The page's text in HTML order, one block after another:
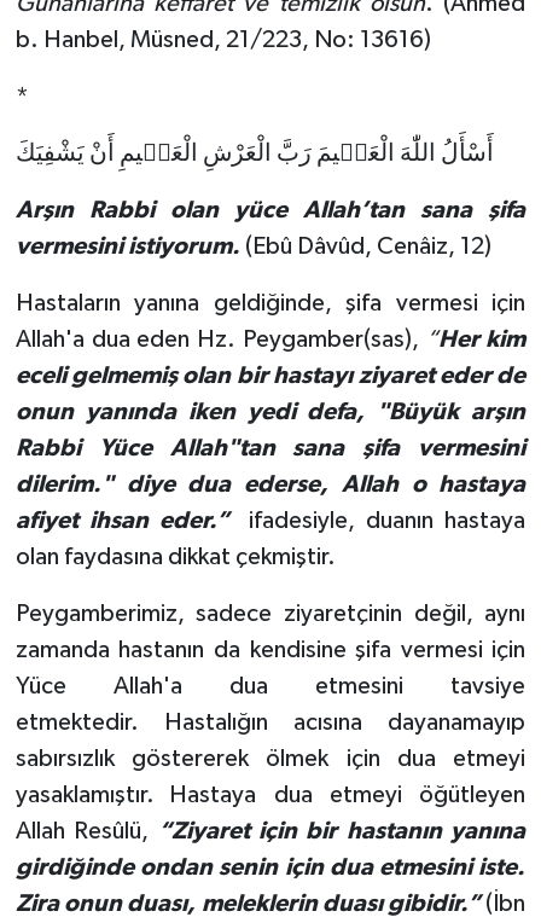
b. Hanbel, Müsned, 21/223, No: 13616)
*
أَسْأَلُ اللّٰهَ الْعَظٖيمَ رَبَّ الْعَرْشِ الْعَظٖيمِ أَنْ يَشْفِيَكَ
Arşın Rabbi olan yüce Allah’tan sana şifa
vermesini istiyorum. (Ebû Dâvûd, Cenâiz, 12)
Hastaların yanına geldiğinde, şifa vermesi için
Allah'a dua eden Hz. Peygamber(sas), “Her kim
eceli gelmemiş olan bir hastayı ziyaret eder de
onun yanında iken yedi defa, "Büyük arşın
Rabbi Yüce Allah"tan sana şifa vermesini
dilerim." diye dua ederse, Allah o hastaya
afiyet ihsan eder.”
ifadesiyle, duanın hastaya
olan faydasına dikkat çekmiştir.
Peygamberimiz, sadece ziyaretçinin değil, aynı
zamanda hastanın da kendisine şifa vermesi için
Yüce Allah'a dua etmesini tavsiye
etmektedir. Hastalığın acısına dayanamayıp
sabırsızlık göstererek ölmek için dua etmeyi
yasaklamıştır.
Hastaya dua etmeyi öğütleyen
Allah Resûlü,
“Ziyaret için bir hastanın yanına
girdiğinde ondan senin için dua etmesini iste.
Zira onun duası, meleklerin duası gibidir.”(İbn
Trabzon Müftülüğü
Van Müftülüğü
Yalova Müftülüğü
Yozgat Müftülüğü
Zonguldak Müftülüğü